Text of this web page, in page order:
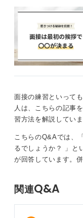
面接の練習といって
人は、こちらの記事
習方法を解説していま
こちらのQ&Aでは、
るでしょうか？ 」と
が回答しています。
関連Q&A